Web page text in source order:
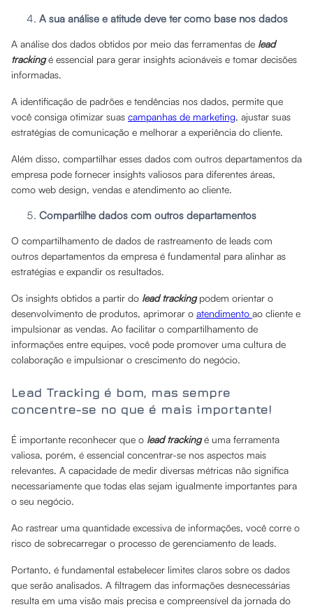
A sua análise e atitude deve ter como base nos dados
A análise dos dados obtidos por meio das ferramentas de lead
trackingé essencial para gerar insights acionáveis e tomar decisões
informadas.
A identificação de padrões e tendências nos dados, permite que
você consiga otimizar suas campanhas de marketing, ajustar suas
estratégias de comunicação e melhorar a experiência do cliente.
Além disso, compartilhar esses dados com outros departamentos da
empresa pode fornecer insights valiosos para diferentes áreas,
como web design, vendas e atendimento ao cliente.
Compartilhe dados com outros departamentos
O compartilhamento de dados de rastreamento de leads com
outros departamentos da empresa é fundamental para alinhar as
estratégias e expandir os resultados.
Os insights obtidos a partir do lead trackingpodem orientar o
desenvolvimento de produtos, aprimorar o atendimento ao cliente e
impulsionar as vendas. Ao facilitar o compartilhamento de
informações entre equipes, você pode promover uma cultura de
colaboração e impulsionar o crescimento do negócio.
Lead Tracking é bom, mas sempre
concentre-se no que é mais importante!
É importante reconhecer que o lead trackingé uma ferramenta
valiosa, porém, é essencial concentrar-se nos aspectos mais
relevantes. A capacidade de medir diversas métricas não significa
necessariamente que todas elas sejam igualmente importantes para
o seu negócio.
Ao rastrear uma quantidade excessiva de informações, você corre o
risco de sobrecarregar o processo de gerenciamento de leads.
Portanto, é fundamental estabelecer limites claros sobre os dados
que serão analisados. A filtragem das informações desnecessárias
resulta em uma visão mais precisa e compreensível da jornada do